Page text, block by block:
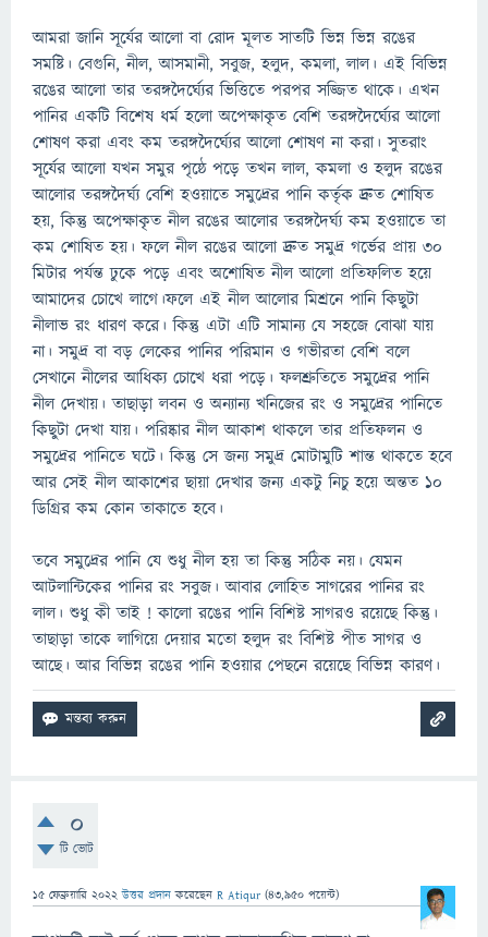
আমরা জানি সূর্যের আলো বা রোদ মূলত সাতটি ভিন্ন ভিন্ন রঙের
সমষ্টি। বেগুনি, নীল, আসমানী, সবুজ, হলুদ, কমলা, লাল। এই বিভিন্ন
রঙের আলো তার তরঙ্গদৈর্ঘ্যের ভিত্তিতে পরপর সজ্জিত থাকে। এখন
পানির একটি বিশেষ ধর্ম হলো অপেক্ষাকৃত বেশি তরঙ্গদৈর্ঘ্যের আলো
শোষণ করা এবং কম তরঙ্গদৈর্ঘ্যের আলো শোষণ না করা। সুতরাং
সূর্যের আলো যখন সমুর পৃষ্ঠে পড়ে তখন লাল, কমলা ও হলুদ রঙের
আলোর তরঙ্গদৈর্ঘ্য বেশি হওয়াতে সমুদ্রের পানি কর্তৃক দ্রুত শোষিত
হয়, কিন্তু অপেক্ষাকৃত নীল রঙের আলোর তরঙ্গদৈর্ঘ্য কম হওয়াতে তা
কম শোষিত হয়। ফলে নীল রঙের আলো দ্রুত সমুদ্র গর্ভের প্রায় ৩০
মিটার পর্যন্ত ঢুকে পড়ে এবং অশোষিত নীল আলো প্রতিফলিত হয়ে
আমাদের চোখে লাগে।ফলে এই নীল আলোর মিশ্রনে পানি কিছুটা
নীলাভ রং ধারণ করে। কিন্তু এটা এটি সামান্য যে সহজে বোঝা যায়
না। সমুদ্র বা বড় লেকের পানির পরিমান ও গভীরতা বেশি বলে
সেখানে নীলের আধিক্য চোখে ধরা পড়ে। ফলশ্রুতিতে সমুদ্রের পানি
নীল দেখায়। তাছাড়া লবন ও অন্যান্য খনিজের রং ও সমুদ্রের পানিতে
কিছুটা দেখা যায়। পরিষ্কার নীল আকাশ থাকলে তার প্রতিফলন ও
সমুদ্রের পানিতে ঘটে। কিন্তু সে জন্য সমুদ্র মোটামুটি শান্ত থাকতে হবে
আর সেই নীল আকাশের ছায়া দেখার জন্য একটু নিচু হয়ে অন্তত ১০
ডিগ্রির কম কোন তাকাতে হবে।
তবে সমুদ্রের পানি যে শুধু নীল হয় তা কিন্তু সঠিক নয়। যেমন
আটলান্টিকের পানির রং সবুজ। আবার লোহিত সাগরের পানির রং
লাল। শুধু কী তাই ! কালো রঙের পানি বিশিষ্ট সাগরও রয়েছে কিন্তু।
তাছাড়া তাকে লাগিয়ে দেয়ার মতো হলুদ রং বিশিষ্ট পীত সাগর ও
আছে। আর বিভিন্ন রঙের পানি হওয়ার পেছনে রয়েছে বিভিন্ন কারণ।
0
টি ভোট
15 ফেব্রুয়ারি 2022 উত্তর প্রদান করেছেন R Atiqur (43,950 পয়েন্ট)